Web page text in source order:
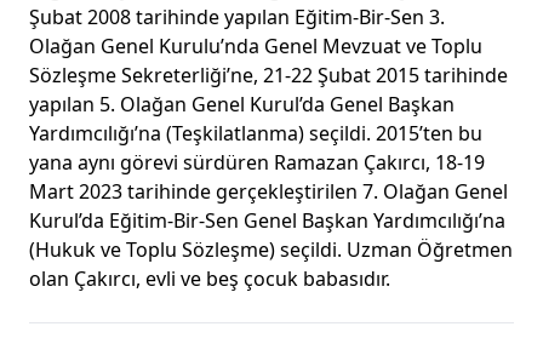
Şubat 2008 tarihinde yapılan Eğitim-Bir-Sen 3.
Olağan Genel Kurulu’nda Genel Mevzuat ve Toplu
Sözleşme Sekreterliği’ne, 21-22 Şubat 2015 tarihinde
yapılan 5. Olağan Genel Kurul’da Genel Başkan
Yardımcılığı’na (Teşkilatlanma) seçildi. 2015’ten bu
yana aynı görevi sürdüren Ramazan Çakırcı, 18-19
Mart 2023 tarihinde gerçekleştirilen 7. Olağan Genel
Kurul’da Eğitim-Bir-Sen Genel Başkan Yardımcılığı’na
(Hukuk ve Toplu Sözleşme) seçildi. Uzman Öğretmen
olan Çakırcı, evli ve beş çocuk babasıdır.